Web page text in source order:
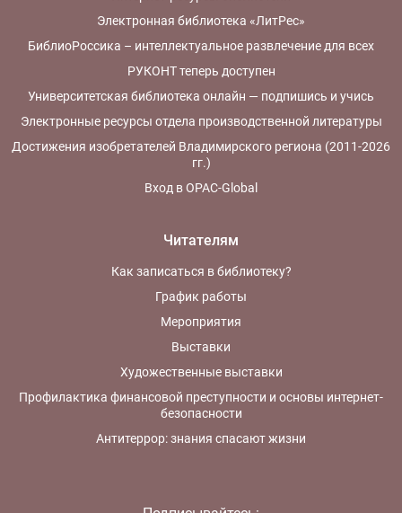
Электронная библиотека «ЛитРес»
БиблиоРоссика – интеллектуальное развлечение для всех
РУКОНТ теперь доступен
Университетская библиотека онлайн — подпишись и учись
Электронные ресурсы отдела производственной литературы
Достижения изобретателей Владимирского региона (2011-2026
гг.)
Вход в OPAC-Global
Читателям
Как записаться в библиотеку?
График работы
Мероприятия
Выставки
Художественные выставки
Профилактика финансовой преступности и основы интернет-
безопасности
Антитеррор: знания спасают жизни